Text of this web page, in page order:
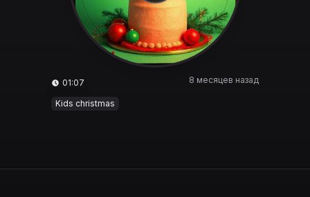
01:07 8 месяцев назад
Kids christmas